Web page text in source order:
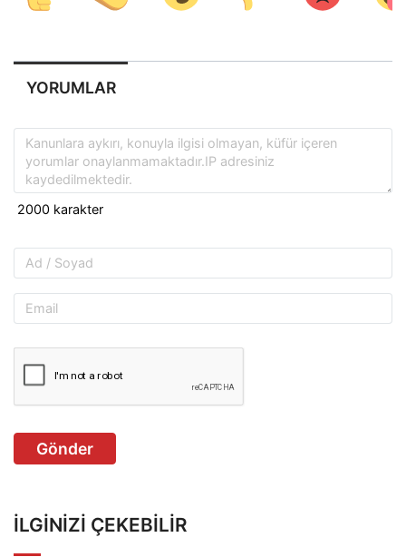
YORUMLAR
Gönder
İLGINIZI ÇEKEBILIR